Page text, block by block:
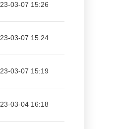
23-03-07 15:26
23-03-07 15:24
23-03-07 15:19
23-03-04 16:18